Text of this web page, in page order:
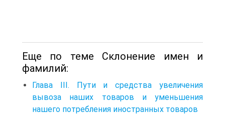
Еще по теме Склонение имен и
фамилий:
Глава III. Пути и средства увеличения
вывоза наших товаров и уменьшения
нашего потребления иностранных товаров